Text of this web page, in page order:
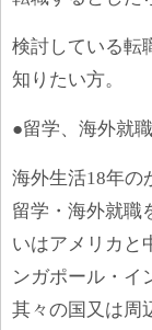
検討している転
知りたい方。
●留学、海外就
海外生活18年の
留学・海外就職
いはアメリカと
ンガポール・イ
其々の国又は周